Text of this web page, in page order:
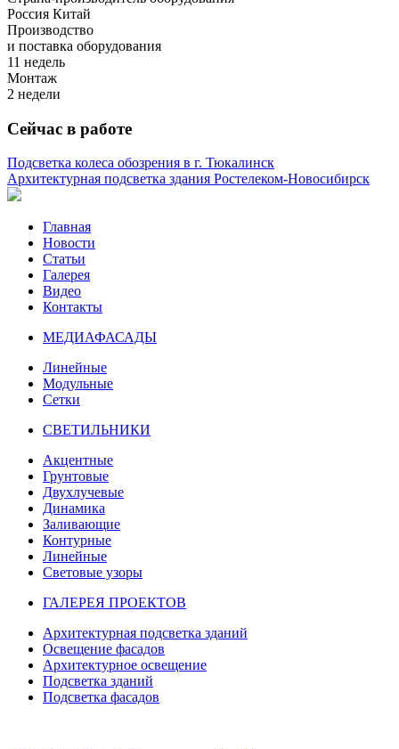
Россия Китай
Производство
и поставка оборудования
11 недель
Монтаж
2 недели
Сейчас в работе
Подсветка колеса обозрения в г. Тюкалинск
Архитектурная подсветка здания Ростелеком-Новосибирск
Главная
Новости
Статьи
Галерея
Видео
Контакты
МЕДИАФАСАДЫ
Линейные
Модульные
Сетки
СВЕТИЛЬНИКИ
Акцентные
Грунтовые
Двухлучевые
Динамика
Заливающие
Контурные
Линейные
Световые узоры
ГАЛЕРЕЯ ПРОЕКТОВ
Архитектурная подсветка зданий
Освещение фасадов
Архитектурное освещение
Подсветка зданий
Подсветка фасадов